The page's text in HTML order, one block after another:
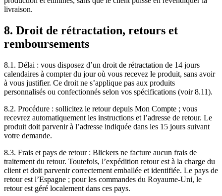
livraison.
8. Droit de rétractation, retours et
remboursements
8.1. Délai : vous disposez d’un droit de rétractation de 14 jours
calendaires à compter du jour où vous recevez le produit, sans avoir
à vous justifier. Ce droit ne s’applique pas aux produits
personnalisés ou confectionnés selon vos spécifications (voir 8.11).
8.2. Procédure : sollicitez le retour depuis Mon Compte ; vous
recevrez automatiquement les instructions et l’adresse de retour. Le
produit doit parvenir à l’adresse indiquée dans les 15 jours suivant
votre demande.
8.3. Frais et pays de retour : Blickers ne facture aucun frais de
traitement du retour. Toutefois, l’expédition retour est à la charge du
client et doit parvenir correctement emballée et identifiée. Le pays de
retour est l’Espagne ; pour les commandes du Royaume-Uni, le
retour est géré localement dans ces pays.